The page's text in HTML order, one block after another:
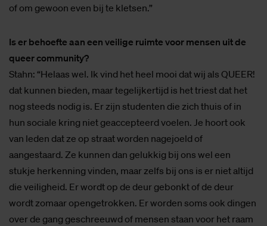
of om gewoon even bij te kletsen.”
Is er behoefte aan een veilige ruimte voor mensen uit de
queer community?
Stahn: “Helaas wel. Ik vind het heel mooi dat wij als QUEER!
dat kunnen bieden, maar tegelijkertijd is het triest dat het
nog steeds nodig is. Er zijn studenten die zich thuis of in
hun sociale kring niet geaccepteerd voelen. Je hoort ook
van leden dat ze op straat worden nagejoeld of
aangestaard. Ze kunnen dan gelukkig bij ons wel een
stukje herkenning vinden, maar zelfs bij ons is er niet altijd
die veiligheid. Er wordt op de deur gebonkt of de deur
wordt zomaar opengetrokken. Er worden soms ook dingen
over de gang geschreeuwd of mensen staan voor het raam